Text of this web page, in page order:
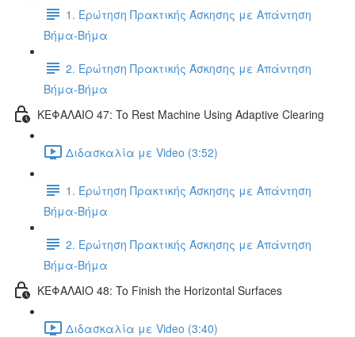
1. Ερώτηση Πρακτικής Άσκησης με Απάντηση
Βήμα-Βήμα
2. Ερώτηση Πρακτικής Άσκησης με Απάντηση
Βήμα-Βήμα
ΚΕΦΑΛΑΙΟ 47: To Rest Machine Using Adaptive Clearing
Διδασκαλία με Video (3:52)
1. Ερώτηση Πρακτικής Άσκησης με Απάντηση
Βήμα-Βήμα
2. Ερώτηση Πρακτικής Άσκησης με Απάντηση
Βήμα-Βήμα
ΚΕΦΑΛΑΙΟ 48: To Finish the Horizontal Surfaces
Διδασκαλία με Video (3:40)